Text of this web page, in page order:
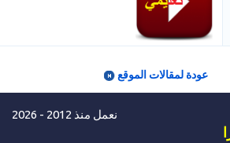
عودة لمقالات الموقع
نعمل منذ 2012 - 2026